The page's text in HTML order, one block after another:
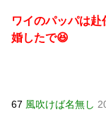
ワイのパッパは
婚したで😆
67 風吹けば名無し